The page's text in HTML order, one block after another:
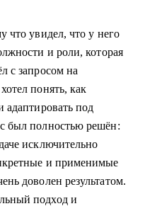
что увидел, что у него
и роли, которая
с запросом на
понять, как
адаптировать под
был полностью решён:
исключительно
и применимые
доволен результатом.
подход и